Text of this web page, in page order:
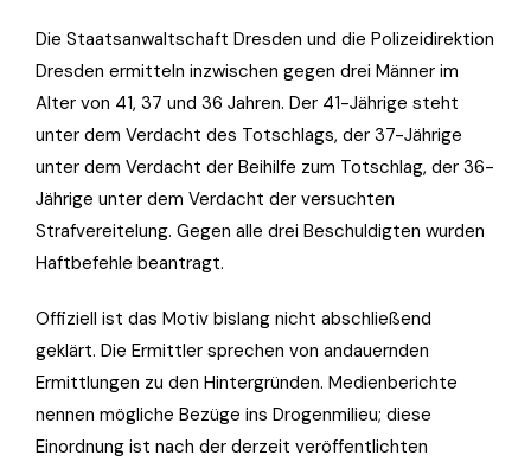
Die Staatsanwaltschaft Dresden und die Polizeidirektion
Dresden ermitteln inzwischen gegen drei Männer im
Alter von 41, 37 und 36 Jahren. Der 41-Jährige steht
unter dem Verdacht des Totschlags, der 37-Jährige
unter dem Verdacht der Beihilfe zum Totschlag, der 36-
Jährige unter dem Verdacht der versuchten
Strafvereitelung. Gegen alle drei Beschuldigten wurden
Haftbefehle beantragt.
Offiziell ist das Motiv bislang nicht abschließend
geklärt. Die Ermittler sprechen von andauernden
Ermittlungen zu den Hintergründen. Medienberichte
nennen mögliche Bezüge ins Drogenmilieu; diese
Einordnung ist nach der derzeit veröffentlichten